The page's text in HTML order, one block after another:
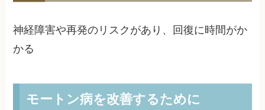
神経障害や再発のリスクがあり、回復に時間がか
かる
モートン病を改善するために